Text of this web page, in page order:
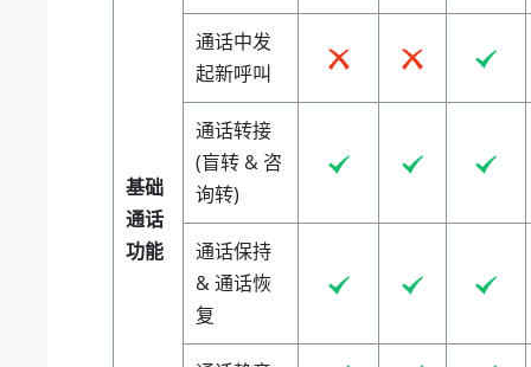
基础
通话
功能
通话中发
起新呼叫
通话转接
(盲转 & 咨
询转)
通话保持
& 通话恢
复